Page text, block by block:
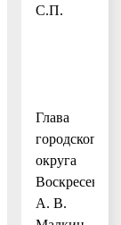
С.П.
Глава
городского
округа
Воскресенск
А. В.